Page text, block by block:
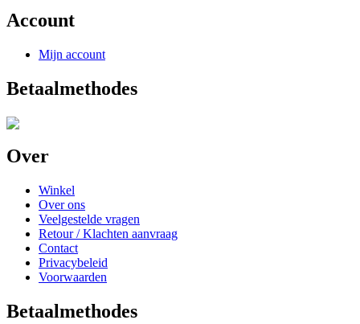
Account
Mijn account
Betaalmethodes
Over
Winkel
Over ons
Veelgestelde vragen
Retour / Klachten aanvraag
Contact
Privacybeleid
Voorwaarden
Betaalmethodes